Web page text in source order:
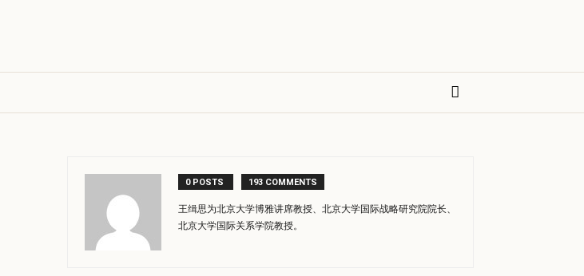
0 POSTS 193 COMMENTS
王缉思为北京大学博雅讲席教授、北京大学国际战略研究院院长、
北京大学国际关系学院教授。